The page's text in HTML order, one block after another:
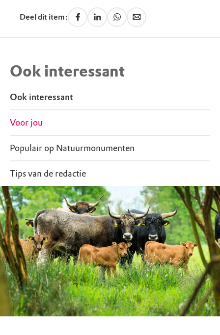
Deel dit item:
Ook interessant
Ook interessant
Voor jou
Populair op Natuurmonumenten
Tips van de redactie